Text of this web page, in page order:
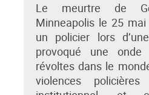
Le meurtre de
Minneapolis le 25
un policier lors
provoqué une
révoltes dans le
violences